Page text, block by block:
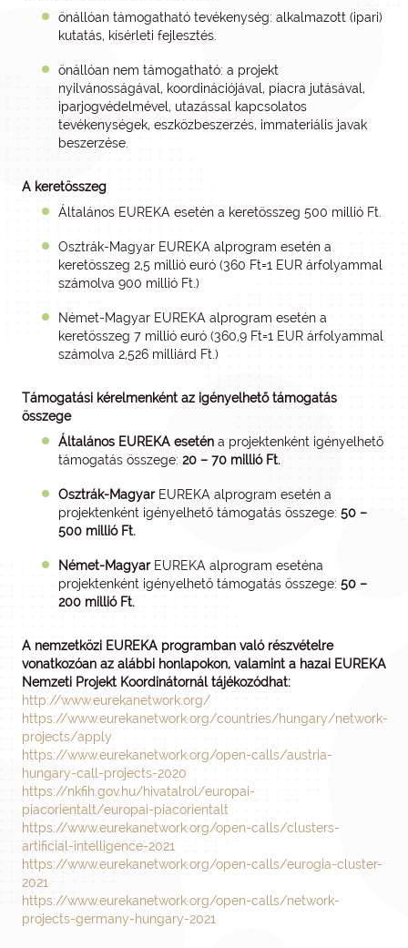
önállóan támogatható tevékenység: alkalmazott (ipari)
kutatás, kísérleti fejlesztés.
önállóan nem támogatható: a projekt
nyilvánosságával, koordinációjával, piacra jutásával,
iparjogvédelmével, utazással kapcsolatos
tevékenységek, eszközbeszerzés, immateriális javak
beszerzése.
A keretösszeg
Általános EUREKA esetén a keretösszeg 500 millió Ft.
Osztrák-Magyar EUREKA alprogram esetén a
keretösszeg 2,5 millió euró (360 Ft=1 EUR árfolyammal
számolva 900 millió Ft.)
Német-Magyar EUREKA alprogram esetén a
keretösszeg 7 millió euró (360,9 Ft=1 EUR árfolyammal
számolva 2,526 milliárd Ft.)
Támogatási kérelmenként az igényelhető támogatás
összege
Általános EUREKA esetén a projektenként igényelhető
támogatás összege: 20 – 70 millió Ft.
Osztrák-MagyarEUREKA alprogram esetén a
projektenként igényelhető támogatás összege: 50 –
500 millió Ft.
Német-MagyarEUREKA alprogram eseténa
projektenként igényelhető támogatás összege: 50 –
200 millió Ft.
A nemzetközi EUREKA programban való részvételre
vonatkozóan az alábbi honlapokon, valamint a hazai EUREKA
Nemzeti Projekt Koordinátornál tájékozódhat:
http://www.eurekanetwork.org/
https://www.eurekanetwork.org/countries/hungary/network-
projects/apply
https://www.eurekanetwork.org/open-calls/austria-
hungary-call-projects-2020
https://nkfih.gov.hu/hivatalrol/europai-
piacorientalt/europai-piacorientalt
https://www.eurekanetwork.org/open-calls/clusters-
artificial-intelligence-2021
https://www.eurekanetwork.org/open-calls/eurogia-cluster-
2021
https://www.eurekanetwork.org/open-calls/network-
projects-germany-hungary-2021